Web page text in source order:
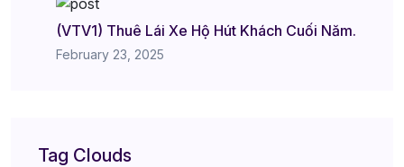
(VTV1) Thuê Lái Xe Hộ Hút Khách Cuối Năm.
February 23, 2025
Tag Clouds